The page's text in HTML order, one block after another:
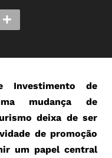
Investimento de
mudança de
deixa de ser
de promoção
um papel central